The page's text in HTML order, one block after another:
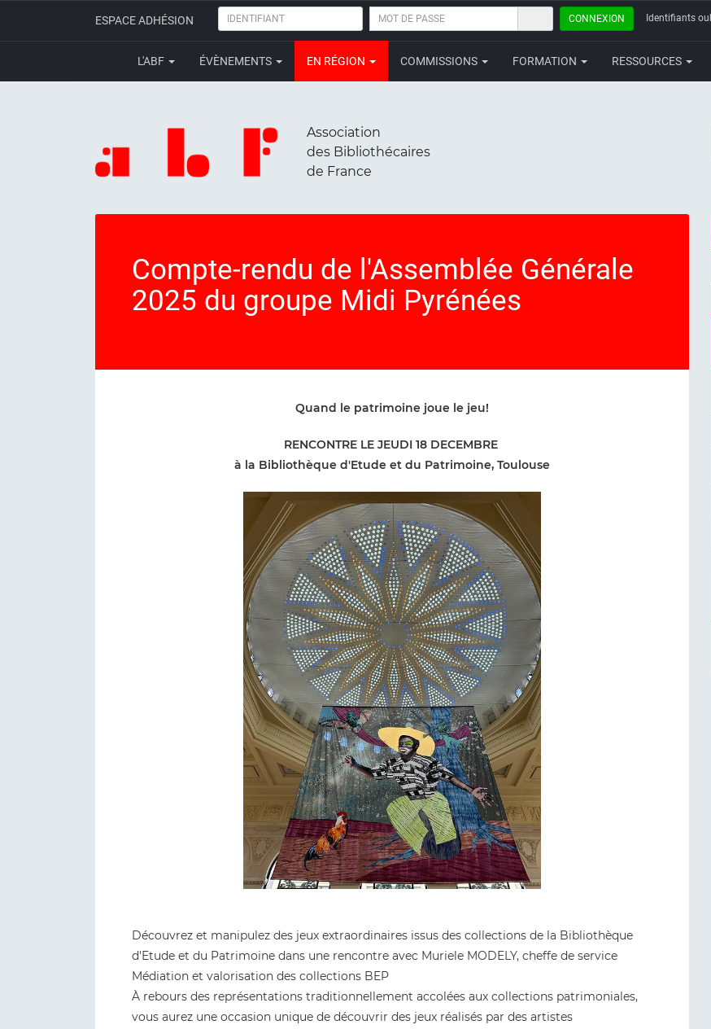
ESPACE ADHÉSION IDENTIFIANT
MOT
PASSE
CONNEXION Identifiants
L'ABF ÉVÈNEMENTS EN RÉGION COMMISSIONS FORMATION RESSOURCES
Association
des Bibliothécaires
de France
Compte-rendu de l'Assemblée Générale
2025 du groupe Midi Pyrénées
Quand le patrimoine joue le jeu!
RENCONTRE LE JEUDI 18 DECEMBRE
à la Bibliothèque d'Etude et du Patrimoine, Toulouse
Découvrez et manipulez des jeux extraordinaires issus des collections de la Bibliothèque
d'Etude et du Patrimoine dans une rencontre avec Muriele MODELY, cheffe de service
Médiation et valorisation des collections BEP
À rebours des représentations traditionnellement accolées aux collections patrimoniales,
vous aurez une occasion unique de découvrir des jeux réalisés par des artistes